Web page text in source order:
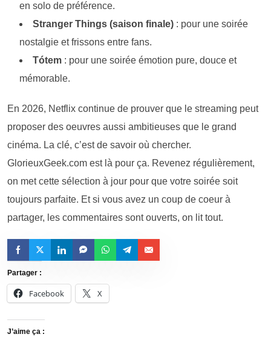
en solo de préférence.
Stranger Things (saison finale) : pour une soirée
nostalgie et frissons entre fans.
Tótem : pour une soirée émotion pure, douce et
mémorable.
En 2026, Netflix continue de prouver que le streaming peut
proposer des oeuvres aussi ambitieuses que le grand
cinéma. La clé, c’est de savoir où chercher.
GlorieuxGeek.com est là pour ça. Revenez régulièrement,
on met cette sélection à jour pour que votre soirée soit
toujours parfaite. Et si vous avez un coup de coeur à
partager, les commentaires sont ouverts, on lit tout.
Partager :
Facebook X
J’aime ça :